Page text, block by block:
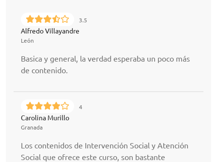
3.5
Alfredo Villayandre
León
Basica y general, la verdad esperaba un poco más
de contenido.
4
Carolina Murillo
Granada
Los contenidos de Intervención Social y Atención
Social que ofrece este curso, son bastante